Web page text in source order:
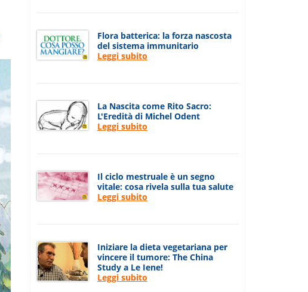
Flora batterica: la forza nascosta
del sistema immunitario
Leggi subito
La Nascita come Rito Sacro:
L'Eredità di Michel Odent
Leggi subito
Il ciclo mestruale è un segno
vitale: cosa rivela sulla tua salute
Leggi subito
Iniziare la dieta vegetariana per
vincere il tumore: The China
Study a Le Iene!
Leggi subito